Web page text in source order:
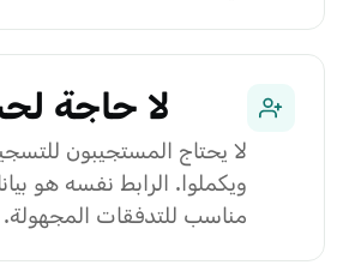
لا حاجة
لا يحتاج المستجيبون
ويكملوا. الرابط نفسه هو
مناسب للتدفقات المجهولة.